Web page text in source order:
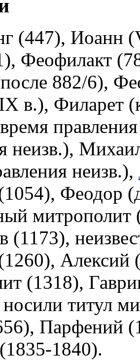
(447), Иоанн
Феофилакт
882/6),
в.), Филарет
неизв.),
неизв.),
Феодор
(1173),
Алексий
(1318),
носили титул
Парфений
1840).